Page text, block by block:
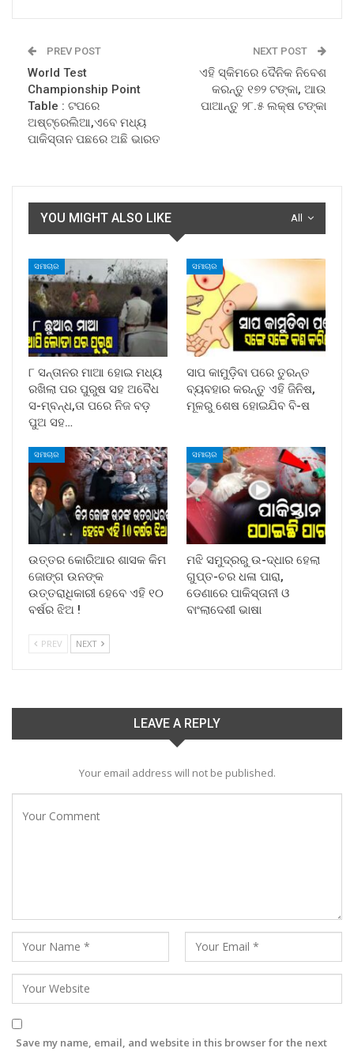
PREV POST
World Test
Championship Point
Table : ଟପରେ
ଅଷ୍ଟ୍ରେଲିଆ,ଏବେ ମଧ୍ୟ
ପାକିସ୍ତାନ ପଛରେ ଅଛି ଭାରତ
NEXT POST
ଏହି ସ୍କିମରେ ଦୈନିକ ନିବେଶ
କରନ୍ତୁ ୧୭୨ ଟଙ୍କା, ଆଉ
ପାଆନ୍ତୁ ୨୮.୫ ଲକ୍ଷ ଟଙ୍କା
All
YOU MIGHT ALSO LIKE
ସମାଚାର
୮ ସନ୍ତାନର ମାଆ ହୋଇ ମଧ୍ୟ
ରଖିଲା ପର ପୁରୁଷ ସହ ଅବୈଧ
ସ-ମ୍ବନ୍ଧ,ତା ପରେ ନିଜ ବଡ଼
ପୁଅ ସହ…
ସମାଚାର
ସାପ କାମୁଡ଼ିବା ପରେ ତୁରନ୍ତ
ବ୍ୟବହାର କରନ୍ତୁ ଏହି ଜିନିଷ,
ମୂଳରୁ ଶେଷ ହୋଇଯିବ ବି-ଷ
ସମାଚାର
ଉତ୍ତର କୋରିଆର ଶାସକ କିମ
ଜୋଙ୍ଗ ଉନଙ୍କ
ଉତ୍ତରାଧିକାରୀ ହେବେ ଏହି ୧୦
ବର୍ଷର ଝିଅ !
ସମାଚାର
ମଝି ସମୁଦ୍ରରୁ ଉ-ଦ୍ଧାର ହେଲା
ଗୁପ୍ତ-ଚର ଧଳା ପାରା,
ଡେଣାରେ ପାକିସ୍ତାନୀ ଓ
ବାଂଲାଦେଶୀ ଭାଷା
PREV NEXT
LEAVE A REPLY
Your email address will not be published.
Save my name, email, and website in this browser for the next